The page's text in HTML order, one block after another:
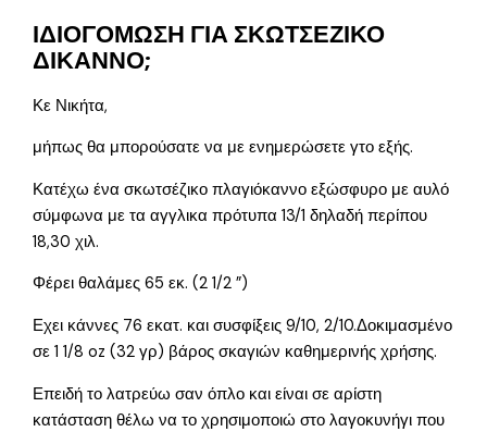
ΙΔΙΟΓΟΜΩΣΗ ΓΙΑ ΣΚΩΤΣΕΖΙΚΟ
ΔΙΚΑΝΝΟ;
Κε Νικήτα,
μήπως θα μπορούσατε να με ενημερώσετε γτο εξής.
Κατέχω ένα σκωτσέζικο πλαγιόκαννο εξώσφυρο με αυλό
σύμφωνα με τα αγγλικα πρότυπα 13/1 δηλαδή περίπου
18,30 χιλ.
Φέρει θαλάμες 65 εκ. (2 1/2 ”)
Εχει κάννες 76 εκατ. και συσφίξεις 9/10, 2/10.Δοκιμασμένο
σε 1 1/8 oz (32 γρ) βάρος σκαγιών καθημερινής χρήσης.
Επειδή το λατρεύω σαν όπλο και είναι σε αρίστη
κατάσταση θέλω να το χρησιμοποιώ στο λαγοκυνήγι που